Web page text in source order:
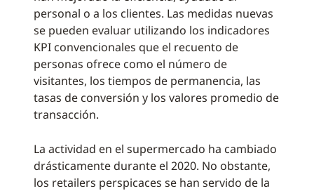
personal o a los clientes. Las medidas nuevas
se pueden evaluar utilizando los indicadores
KPI convencionales que el recuento de
personas ofrece como el número de
visitantes, los tiempos de permanencia, las
tasas de conversión y los valores promedio de
transacción.
La actividad en el supermercado ha cambiado
drásticamente durante el 2020. No obstante,
los retailers perspicaces se han servido de la